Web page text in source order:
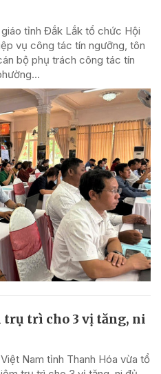
tỉnh Đắk Lắk tổ chức Hội
vụ công tác tín ngưỡng, tôn
bộ phụ trách công tác tín
trụ trì cho 3 vị tăng, ni
Nam tỉnh Thanh Hóa vừa tổ